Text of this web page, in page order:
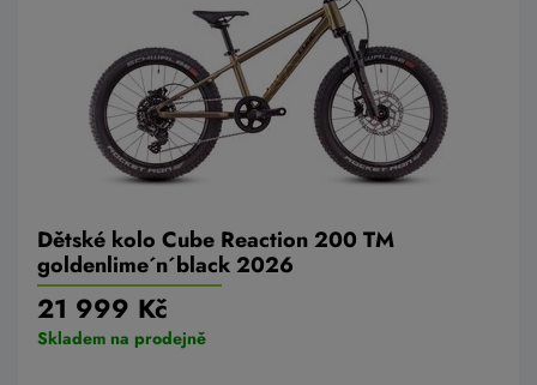
Dětské kolo Cube Reaction 200 TM
goldenlime´n´black 2026
21 999 Kč
Skladem na prodejně